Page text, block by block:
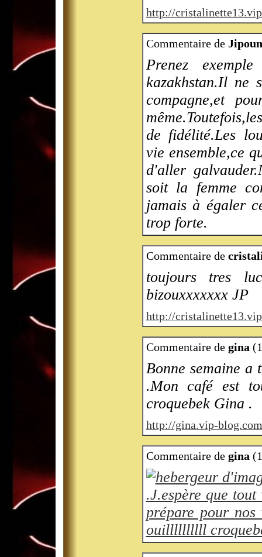
http://
Commentaire de
Prenez
kazakhstan.Il ne
compagne,et
de fidélité.Les
vie ensemble,ce
d'aller
soit la femme
jamais à égaler
trop forte.
Commentaire de
toujours tres
bizouxxxxxxx JP
http://
Commentaire de gina
Bonne semaine a
.Mon café est
croquebek Gina .
http://gina.vip-
Commentaire de gina
.J.espère que
prépare pour
ouillllllllll